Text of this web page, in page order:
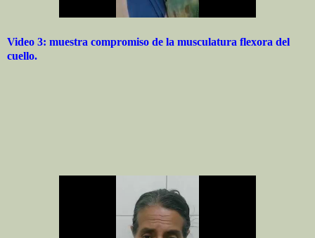
Video 3: muestra compromiso de la musculatura flexora del
cuello.